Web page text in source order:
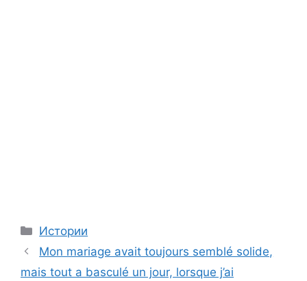
Categories
Истории
Mon mariage avait toujours semblé solide,
mais tout a basculé un jour, lorsque j’ai